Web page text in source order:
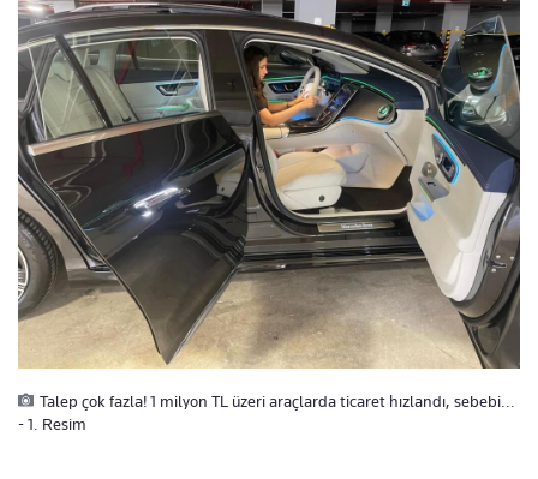
Talep çok fazla! 1 milyon TL üzeri araçlarda ticaret hızlandı, sebebi...
- 1. Resim